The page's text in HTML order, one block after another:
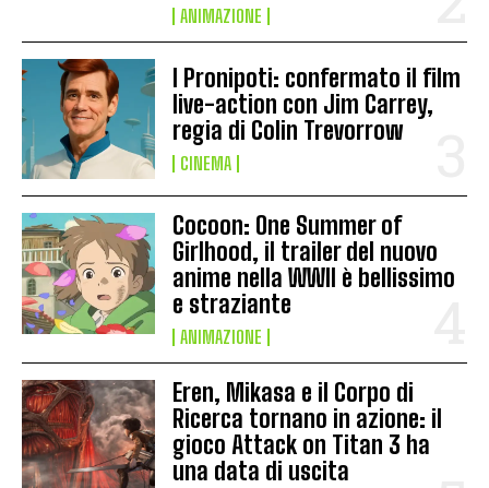
ANIMAZIONE
I Pronipoti: confermato il film
live-action con Jim Carrey,
regia di Colin Trevorrow
CINEMA
Cocoon: One Summer of
Girlhood, il trailer del nuovo
anime nella WWII è bellissimo
e straziante
ANIMAZIONE
Eren, Mikasa e il Corpo di
Ricerca tornano in azione: il
gioco Attack on Titan 3 ha
una data di uscita